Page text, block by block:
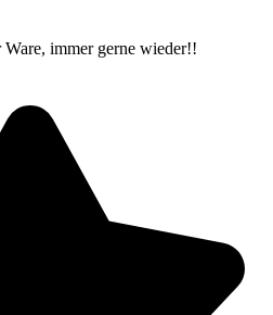
immer gerne wieder!!